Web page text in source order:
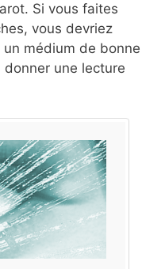
Si vous faites
vous devriez
médium de bonne
une lecture